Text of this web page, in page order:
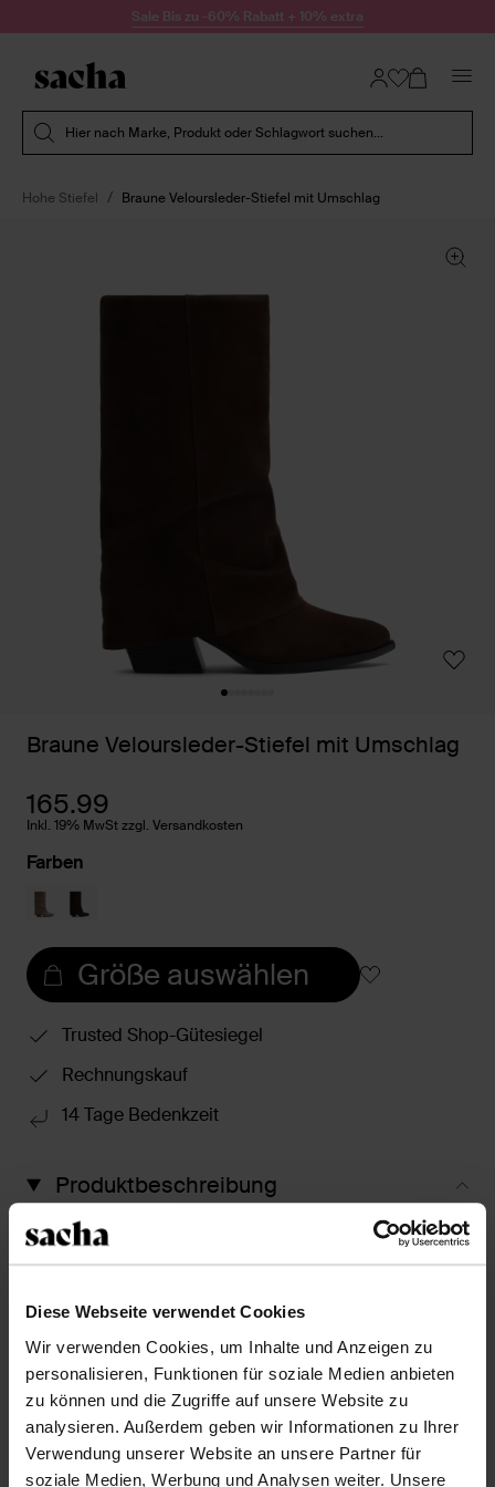
Diese Webseite verwendet Cookies
Wir verwenden Cookies, um Inhalte und Anzeigen zu
personalisieren, Funktionen für soziale Medien anbieten
zu können und die Zugriffe auf unsere Website zu
analysieren. Außerdem geben wir Informationen zu Ihrer
Verwendung unserer Website an unsere Partner für
soziale Medien, Werbung und Analysen weiter. Unsere
Zum Inhalt springenSale Bis zu -60% Rabatt + 10% extra
Hier nach Marke, Produkt oder Schlagwort suchen...
Hohe Stiefel Braune Veloursleder-Stiefel mit Umschlag
Braune Veloursleder-Stiefel mit Umschlag
165.99
Inkl. 19% MwSt zzgl. Versandkosten
Farben
Größe auswählen
Trusted Shop-Gütesiegel
Rechnungskauf
14 Tage Bedenkzeit
Produktbeschreibung
Diese braunen Veloursleder-Stiefel mit Umschlag
haben eine spitze Kappe und einen 7 cm hohen
die Schafthöhe 26 und der Schaftumfang 38 cm.
Produktdetails
Lieferung & Rücksendung